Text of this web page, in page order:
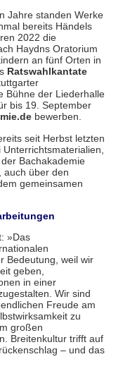
Jahre standen Werke
bereits Händels
2022 die
Haydns Oratorium
an fünf Orten in
Ratswahlkantate
Bühne der Liederhalle
bis 19. September
bewerben.
seit Herbst letzten
Bachakademie
auch über den
gemeinsamen
»Das
Bedeutung, weil wir
geben,
in einer
Wir sind
Freude am
zu
großen
Breitenkultur trifft auf
– und das